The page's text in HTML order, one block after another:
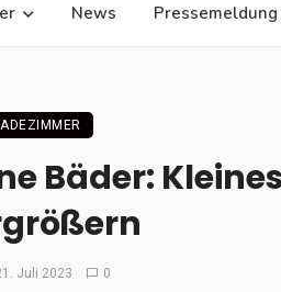
News Pressemeldung
Bäder:
Juli 2023 0